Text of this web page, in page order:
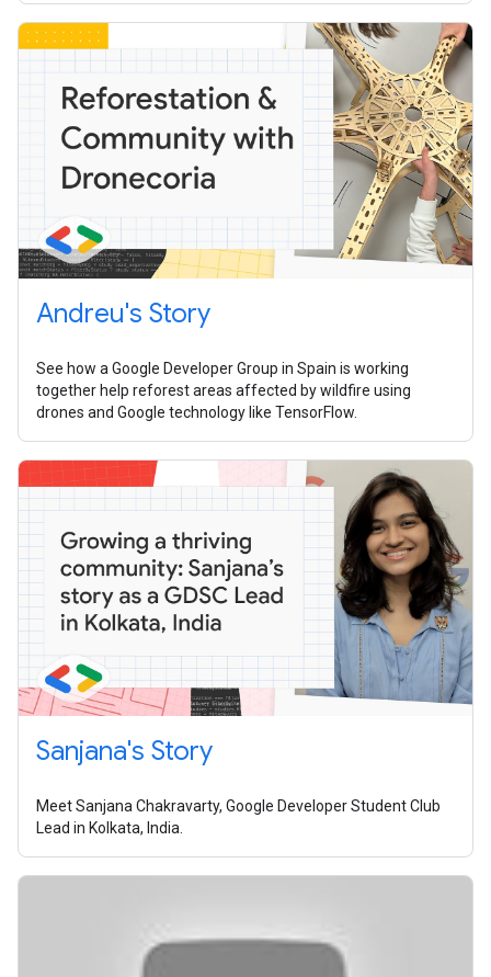
Andreu's Story
See how a Google Developer Group in Spain is working
together help reforest areas affected by wildfire using
drones and Google technology like TensorFlow.
Sanjana's Story
Meet Sanjana Chakravarty, Google Developer Student Club
Lead in Kolkata, India.